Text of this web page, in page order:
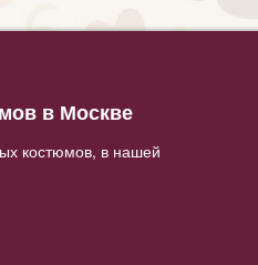
в Москве
костюмов, в нашей